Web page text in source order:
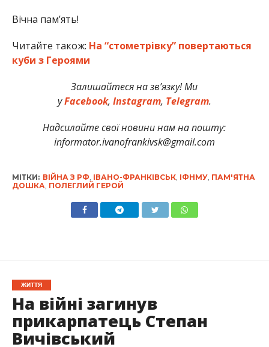
Вічна пам’ять!
Читайте також: На “стометрівку” повертаються
куби з Героями
Залишайтеся на зв’язку! Ми
уFacebook, Instagram, Telegram.
Надсилайте свої новини нам на пошту:
informator.ivanofrankivsk@gmail.com
МІТКИ: ВІЙНА З РФ ІВАНО-ФРАНКІВСЬК, ІФНМУ, ПАМ'ЯТНА
ДОШКА ПОЛЕГЛИЙ ГЕРОЙ
ЖИТТЯ
На війні загинув
прикарпатець Степан
Вичівський